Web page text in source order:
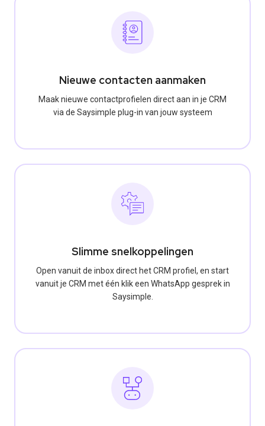
Nieuwe contacten aanmaken
Maak nieuwe contactprofielen direct aan in je CRM
via de Saysimple plug-in van jouw systeem
Slimme snelkoppelingen
Open vanuit de inbox direct het CRM profiel, en start
vanuit je CRM met één klik een WhatsApp gesprek in
Saysimple.